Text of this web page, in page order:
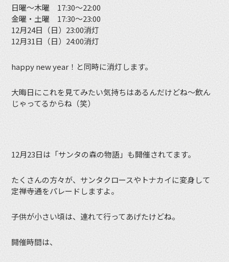
日曜～木曜 17:30～22:00
金曜・土曜 17:30～23:00
12月24日（日）23:00消灯
12月31日（日）24:00消灯
happy new year！と同時に消灯します。
大晦日にこれを見てみたい気持ちはあるんだけどね〜飲ん
じゃってるからね（笑）
12月23日は「サンタの森の物語」も開催されてます。
たくさんの方々が、サンタクロースやトナカイに変身して
定禅寺通をパレードしますよ。
子供が小さい頃は、連れて行ってあげたけどね。
開催時間は、